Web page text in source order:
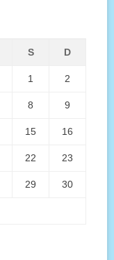
S D
1 2
8 9
15 16
22 23
29 30